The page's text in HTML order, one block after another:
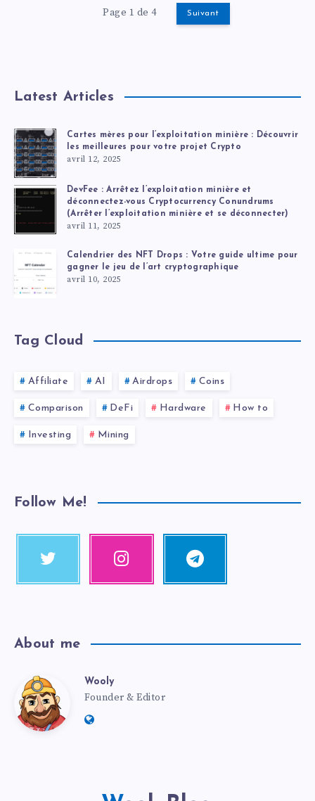
Page 1 de 4 Suivant
Latest Articles
Cartes mères pour l’exploitation minière : Découvrir
les meilleures pour votre projet Crypto
avril 12, 2025
DevFee : Arrêtez l’exploitation minière et
déconnectez-vous Cryptocurrency Conundrums
(Arrêter l’exploitation minière et se déconnecter)
avril 11, 2025
Calendrier des NFT Drops : Votre guide ultime pour
gagner le jeu de l’art cryptographique
avril 10, 2025
Tag Cloud
Affiliate AI Airdrops Coins
Comparison DeFi Hardware How to
Investing Mining
Follow Me!
About me
Wooly
Founder & Editor